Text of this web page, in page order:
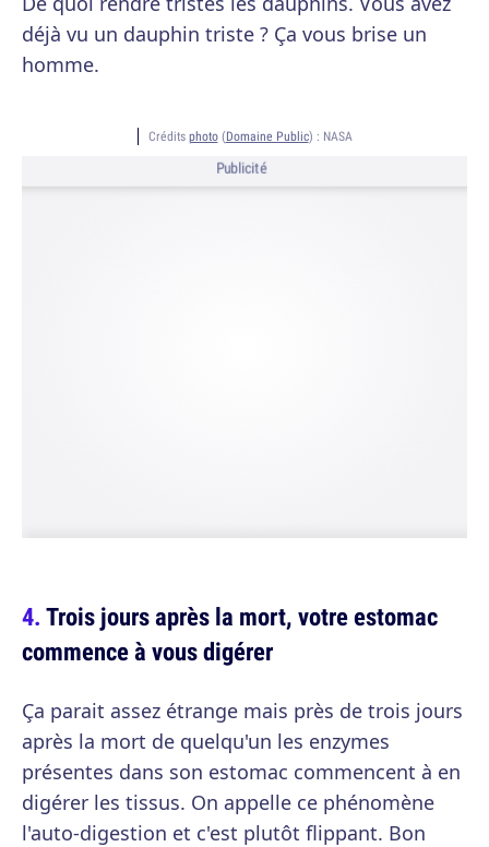
déjà vu un dauphin triste ? Ça vous brise un
homme.
Crédits photo(Domaine Public) : NASA
Publicité
Trois jours après la mort, votre estomac
commence à vous digérer
Ça parait assez étrange mais près de trois jours
après la mort de quelqu'un les enzymes
présentes dans son estomac commencent à en
digérer les tissus. On appelle ce phénomène
l'auto-digestion et c'est plutôt flippant. Bon